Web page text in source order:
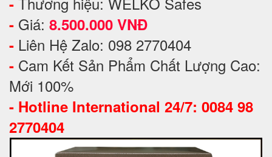
- Giá: 8.500.000 VNĐ
- Liên Hệ Zalo: 098 2770404
- Cam Kết Sản Phẩm Chất Lượng Cao:
Mới 100%
- Hotline International 24/7: 0084 98
2770404